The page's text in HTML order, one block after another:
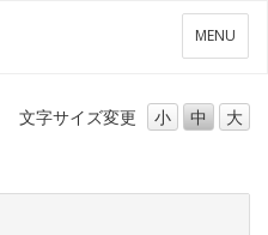
メ
ニ
ー
MENU
文字サイズ変更 小 中 大